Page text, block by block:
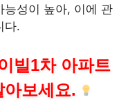
능성이 높아, 이에 관
다.
빌1차 아파트
보세요.